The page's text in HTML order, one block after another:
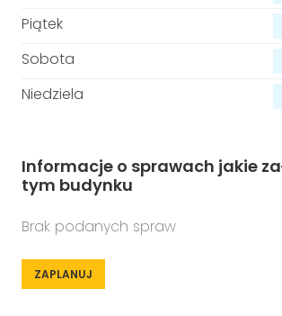
Piątek
Sobota
Niedziela
Informacje o sprawach jakie
tym budynku
Brak podanych spraw
ZAPLANUJ